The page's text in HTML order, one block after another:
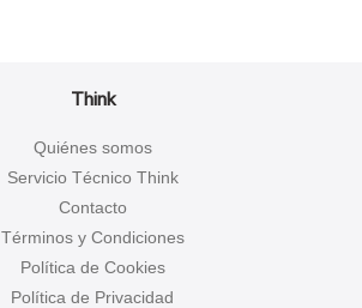
Think
Quiénes somos
Servicio Técnico Think
Contacto
Términos y Condiciones
Política de Cookies
Política de Privacidad